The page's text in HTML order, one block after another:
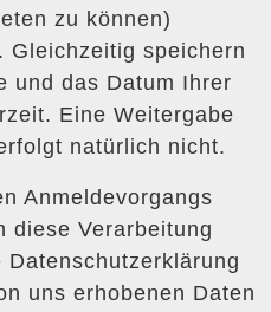
zu können)
Gleichzeitig speichern
und das Datum Ihrer
Eine Weitergabe
natürlich nicht.
Anmeldevorgangs
diese Verarbeitung
uns erhobenen Daten